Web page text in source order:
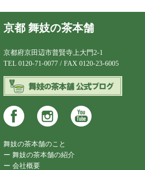
京都 舞妓の茶本舗
京都府京田辺市普賢寺上大門2-1
TEL 0120-71-0077 / FAX 0120-23-6005
舞妓の茶本舗のこと
ー 舞妓の茶本舗の紹介
ー 会社概要